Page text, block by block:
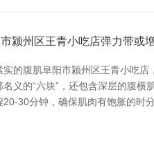
颍州区王青小吃店弹力带或
实的腹肌阜阳市颍州区王青小吃
名义的“六块”，还包含深层的腹
20-30分钟，确保肌肉有饱胀的时